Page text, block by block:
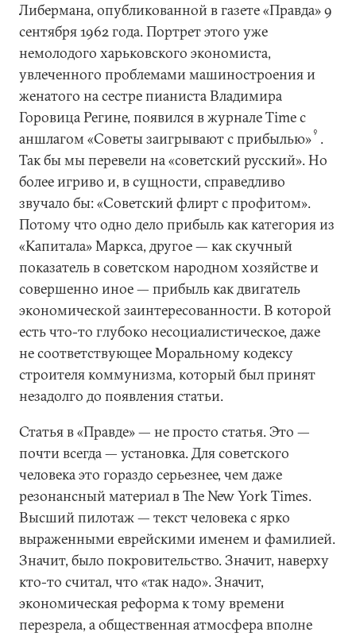
Либермана, опубликованной в газете «Правда» 9
сентября 1962 года. Портрет этого уже
немолодого харьковского экономиста,
увлеченного проблемами машиностроения и
женатого на сестре пианиста Владимира
Горовица Регине, появился в журнале Time с
аншлагом «Советы заигрывают с прибылью»9 .
Так бы мы перевели на «советский русский». Но
более игриво и, в сущности, справедливо
звучало бы: «Советский флирт с профитом».
Потому что одно дело прибыль как категория из
«Капитала» Маркса, другое — как скучный
показатель в советском народном хозяйстве и
совершенно иное — прибыль как двигатель
экономической заинтересованности. В которой
есть что-то глубоко несоциалистическое, даже
не соответствующее Моральному кодексу
строителя коммунизма, который был принят
незадолго до появления статьи.
Статья в «Правде» — не просто статья. Это —
почти всегда — установка. Для советского
человека это гораздо серьезнее, чем даже
резонансный материал в The New York Times.
Высший пилотаж — текст человека с ярко
выраженными еврейскими именем и фамилией.
Значит, было покровительство. Значит, наверху
кто-то считал, что «так надо». Значит,
экономическая реформа к тому времени
перезрела, а общественная атмосфера вполне